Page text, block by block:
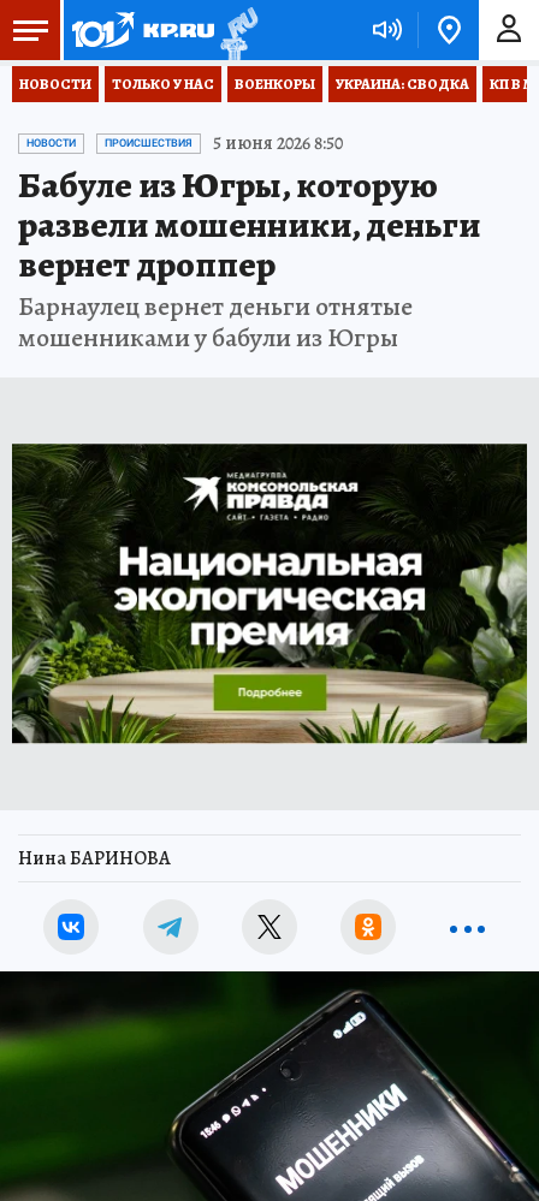
НОВОСТИ ТОЛЬКО У НАС ВОЕНКОРЫ УКРАИНА: СВОДКА КП В
НОВОСТИ ПРОИСШЕСТВИЯ 5 июня 2026 8:50
Бабуле из Югры, которую
развели мошенники, деньги
вернет дроппер
Барнаулец вернет деньги отнятые
мошенниками у бабули из Югры
Нина БАРИНОВА